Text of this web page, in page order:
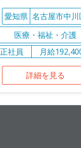
愛知県 名古屋市中川
医療・福祉・介護
正社員
月給
詳細を見る